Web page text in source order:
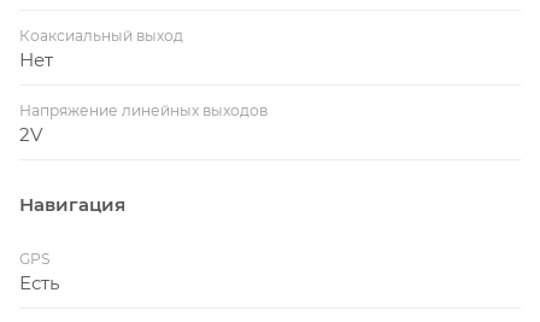
Коаксиальный выход
Нет
Напряжение линейных выходов
2V
Навигация
GPS
Есть